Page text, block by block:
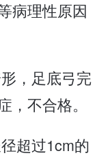
病理性原因
，足底弓完
不合格。
超过1cm的